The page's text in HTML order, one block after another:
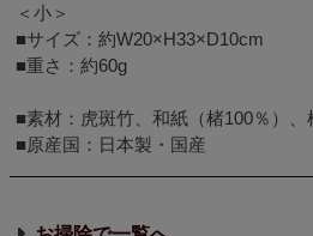
＜小＞
■サイズ：約W20×H33×D10cm
■重さ：約60g
■素材：虎斑竹、和紙（楮100％）、
■原産国：日本製・国産